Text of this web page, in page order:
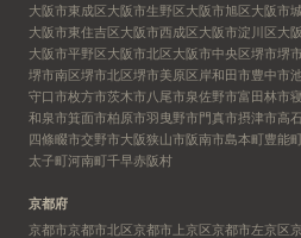
大阪市東成区大阪市生野区大阪市旭区大阪市
大阪市東住吉区大阪市西成区大阪市淀川区大
大阪市平野区大阪市北区大阪市中央区堺市堺
堺市南区堺市北区堺市美原区岸和田市豊中市
守口市枚方市茨木市八尾市泉佐野市富田林市
和泉市箕面市柏原市羽曳野市門真市摂津市高
四條畷市交野市大阪狭山市阪南市島本町豊能
太子町河南町千早赤阪村
京都府
京都市京都市北区京都市上京区京都市左京区